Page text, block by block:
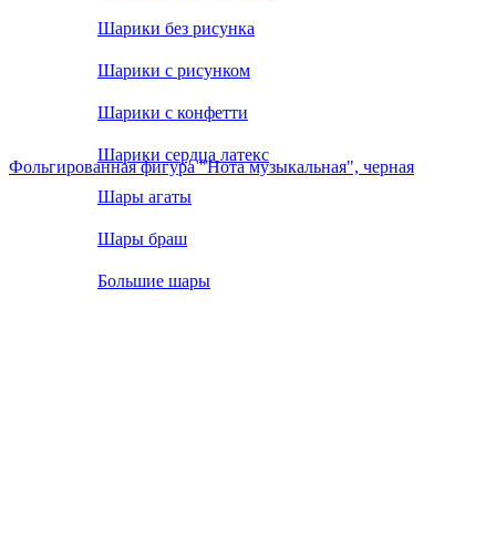
Шарики без рисунка
Шарики с рисунком
Шарики с конфетти
Шарики сердца латекс
Шары агаты
Шары браш
Большие шары
Фольгированная фигура "Нота музыкальная", черная